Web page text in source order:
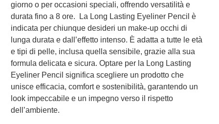
giorno o per occasioni speciali, offrendo versatilità e
durata fino a 8 ore. La Long Lasting Eyeliner Pencil è
indicata per chiunque desideri un make-up occhi di
lunga durata e dall’effetto intenso. È adatta a tutte le età
e tipi di pelle, inclusa quella sensibile, grazie alla sua
formula delicata e sicura. Optare per la Long Lasting
Eyeliner Pencil significa scegliere un prodotto che
unisce efficacia, comfort e sostenibilità, garantendo un
look impeccabile e un impegno verso il rispetto
dell’ambiente​.